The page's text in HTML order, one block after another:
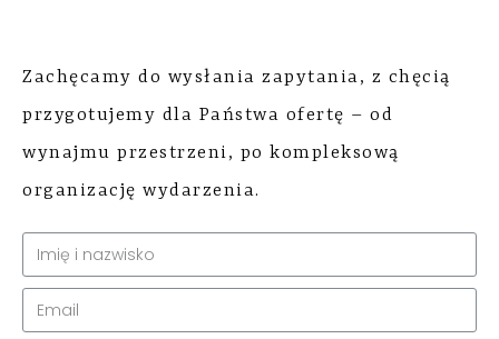
Zachęcamy do wysłania zapytania, z chęcią
przygotujemy dla Państwa ofertę – od
wynajmu przestrzeni, po kompleksową
organizację wydarzenia.